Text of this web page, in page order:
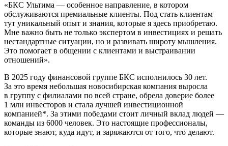
«БКС Ультима — особенное направление, в котором
обслуживаются премиальные клиенты. Под стать клиентам
тут уникальный опыт и знания, которые я здесь приобретаю.
Мне важно быть не только экспертом в инвестициях и решать
нестандартные ситуации, но и развивать широту мышления.
Это помогает в общении с клиентами и выстраивании
отношений».
В 2025 году финансовой группе БКС исполнилось 30 лет.
За это время небольшая новосибирская компания выросла
в группу с филиалами по всей стране, обрела доверие более
1 млн инвесторов и стала лучшей инвестиционной
компанией*. За этими победами стоит личный вклад людей —
команды из 6000 человек. Это настоящие профессионалы,
которые знают, куда идут, и заряжаются от того, что делают.